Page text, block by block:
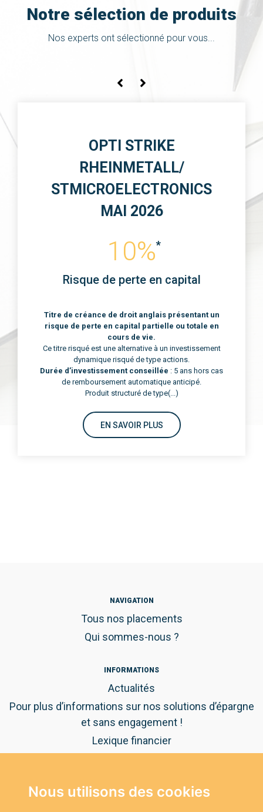
Nous utilisons des cookies
Notre sélection de produits
Nos experts ont sélectionné pour vous...
NOS PORTEFEUILLES -
PROFILS ET
PERFORMANCES
Risque de perte en capital
Votre Patrimoine en
Mouvement
Contrairement aux gestions passives qui subissent
les cycles de marché, notre philosophie repose sur
réactivité stratégique permanente. Nous ne
nous contentons pas de suivre les indices : nous
NAVIGATION
Tous nos placements
Qui sommes-nous ?
INFORMATIONS
Actualités
Pour plus d’informations sur nos solutions d’épargne
et sans engagement !
Lexique financier
NOUS CONTACTER